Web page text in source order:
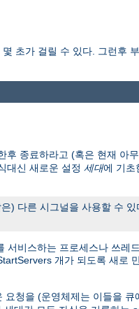
초가 걸릴 수 있다. 그런후
종료하라고 (혹은 현재 아
대신 새로운 설정 세대에 기초
) 다른 시그널을 사용할 수 있
비스하는 프로세스나 쓰레
개가 되도록 새로
요청을 (운영체제는 이들을